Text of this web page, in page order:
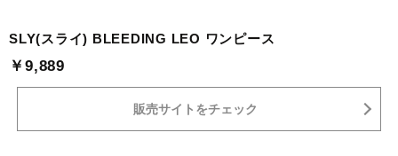
SLY(スライ) BLEEDING LEO ワンピース
￥9,889
販売サイトをチェック